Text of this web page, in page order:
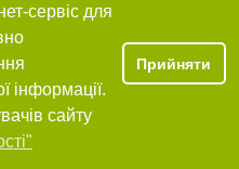
сервіс для
інформації.
сайту
Прийняти